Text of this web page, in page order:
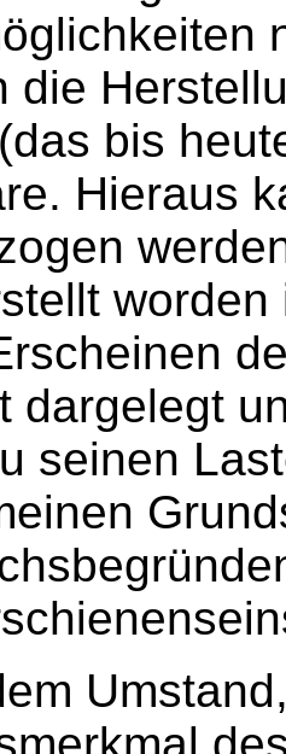
die
bis
Hieraus
dargelegt
seinen